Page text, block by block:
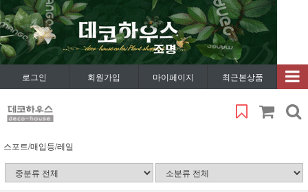
로그인 회원가입 마이페이지 최근본상품
스포트/매입등/레일